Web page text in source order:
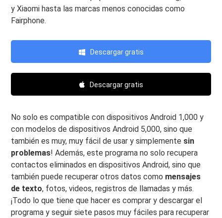
y Xiaomi hasta las marcas menos conocidas como
Fairphone.
Descargar gratis
Descargar gratis
No solo es compatible con dispositivos Android 1,000 y
con modelos de dispositivos Android 5,000, sino que
también es muy, muy fácil de usar y simplemente sin
problemas! Además, este programa no solo recupera
contactos eliminados en dispositivos Android, sino que
también puede recuperar otros datos como mensajes
de texto, fotos, videos, registros de llamadas y más.
¡Todo lo que tiene que hacer es comprar y descargar el
programa y seguir siete pasos muy fáciles para recuperar